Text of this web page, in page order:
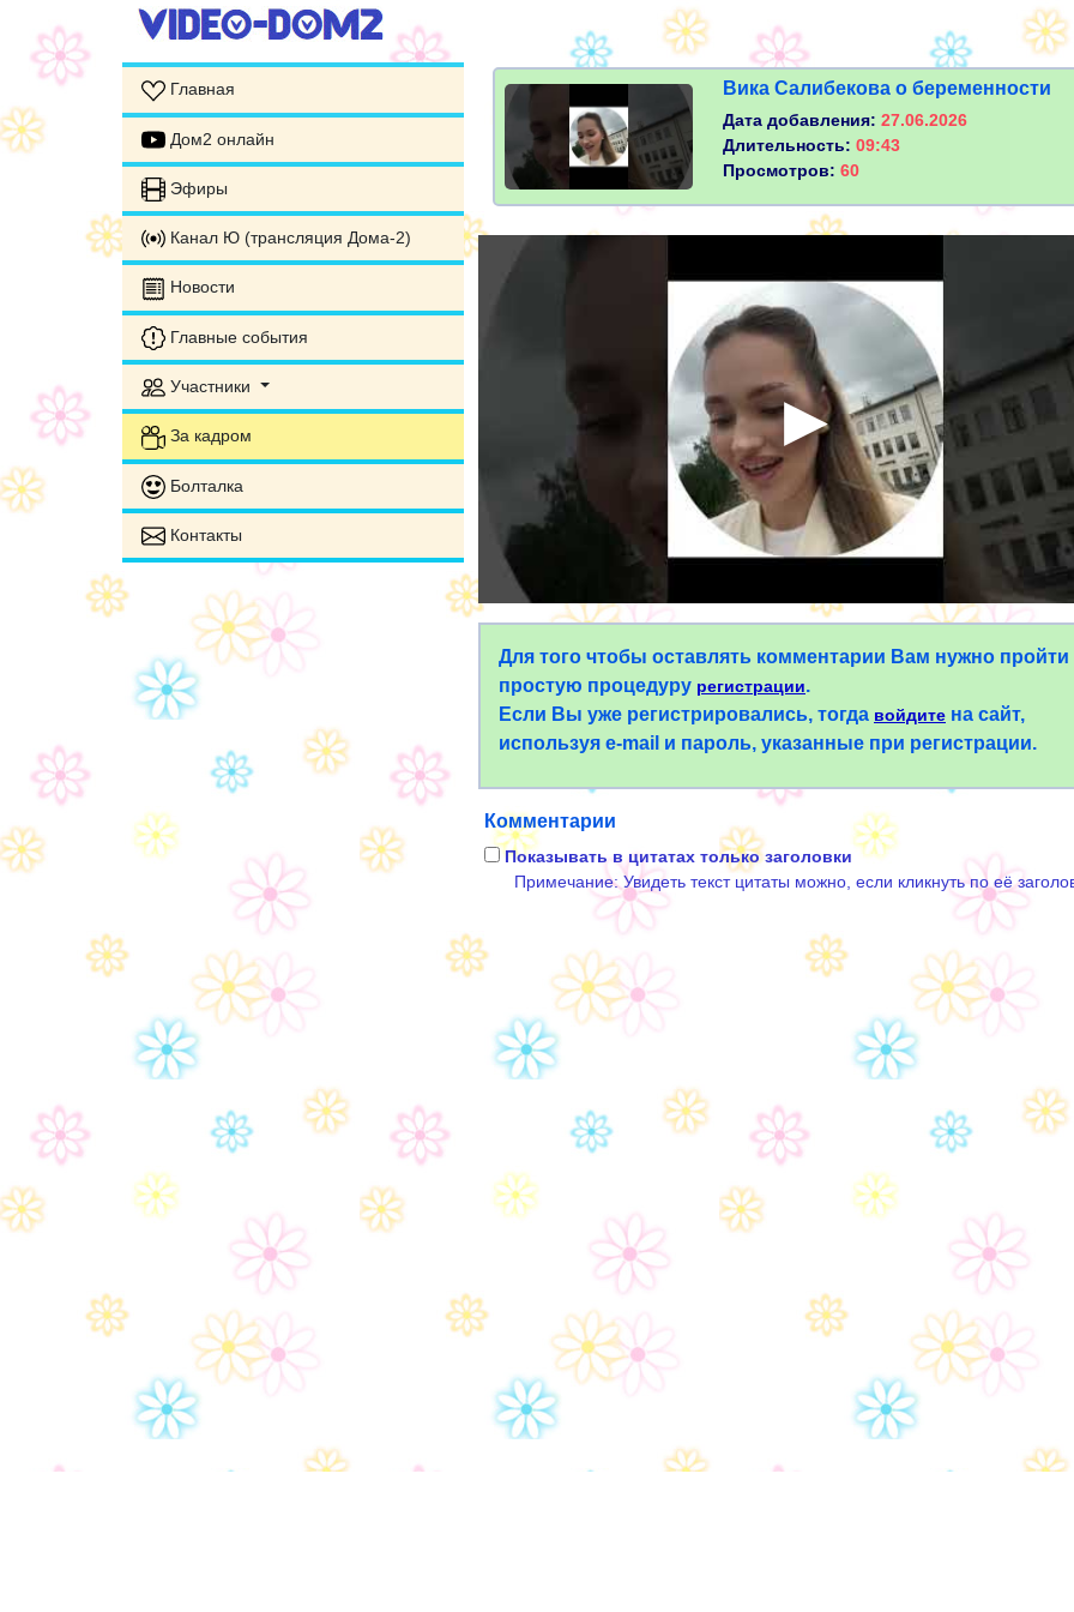
Главная
Дом2 онлайн
Эфиры
Канал Ю (трансляция Дома-2)
Новости
Главные события
Участники
За кадром
Болталка
Контакты
Вика Салибекова о беременности
Дата добавления: 27.06.2026
Длительность: 09:43
Просмотров: 60
Для того чтобы оставлять комментарии Вам нужно пройти
простую процедуру регистрации.
Если Вы уже регистрировались, тогда войдите на сайт,
используя e-mail и пароль, указанные при регистрации.
Комментарии
Показывать в цитатах только заголовки
Примечание: Увидеть текст цитаты можно, если кликнуть по её